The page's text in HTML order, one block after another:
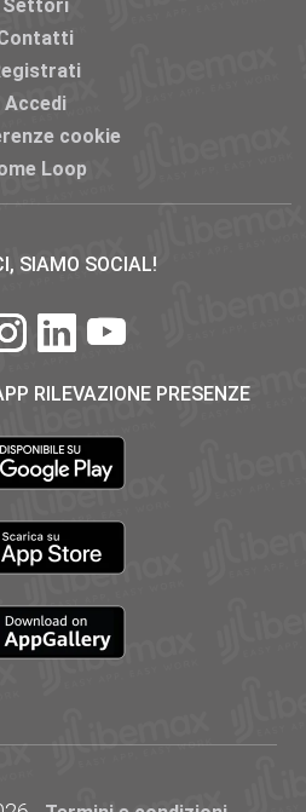
Settori
Accedi
cookie
Loop
SIAMO SOCIAL!
RILEVAZIONE PRESENZE